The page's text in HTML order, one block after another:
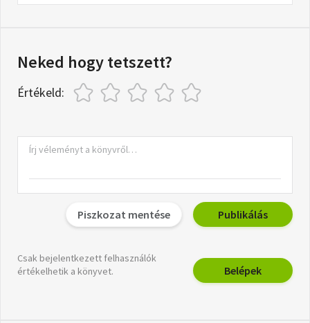
Neked hogy tetszett?
Értékeld:
Piszkozat mentése Publikálás
Csak bejelentkezett felhasználók
értékelhetik a könyvet.
Belépek